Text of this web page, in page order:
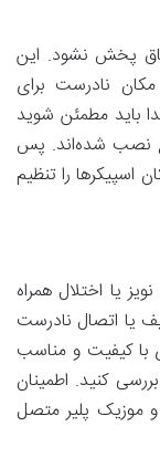
پخش نشود. این
نادرست برای
باید مطمئن شوید
نصب شده‌اند. پس
اسپیکرها را تنظیم
یا اختلال همراه
یا اتصال نادرست
با کیفیت و مناسب
کنید. اطمینان
موزیک پلیر متصل